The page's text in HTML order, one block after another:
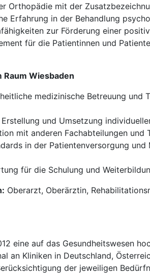
Orthopädie mit der
Erfahrung in der Behandlung
zur Förderung einer
für die Patientinnen und
Wiesbaden
medizinische Betreuung und
und Umsetzung
mit anderen Fachabteilungen und
in der Patientenversorgung
für die Schulung und
Oberarzt, Oberärztin,
eine auf das Gesundheitswesen
an Kliniken in Deutschland,
der jeweiligen